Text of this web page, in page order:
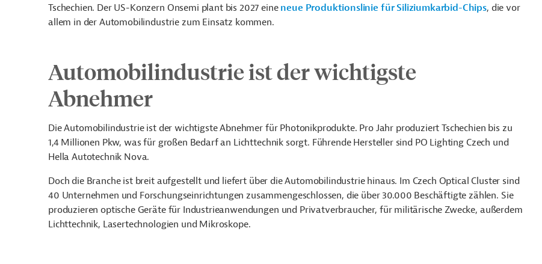
Tschechien. Der US-Konzern Onsemi plant bis 2027 eine neue Produktionslinie für Siliziumkarbid-Chips, die vor
allem in der Automobilindustrie zum Einsatz kommen.
Automobilindustrie ist der wichtigste
Abnehmer
Die Automobilindustrie ist der wichtigste Abnehmer für Photonikprodukte. Pro Jahr produziert Tschechien bis zu
1,4 Millionen Pkw, was für großen Bedarf an Lichttechnik sorgt. Führende Hersteller sind PO Lighting Czech und
Hella Autotechnik Nova.
Doch die Branche ist breit aufgestellt und liefert über die Automobilindustrie hinaus. Im Czech Optical Cluster sind
40 Unternehmen und Forschungseinrichtungen zusammengeschlossen, die über 30.000 Beschäftigte zählen. Sie
produzieren optische Geräte für Industrieanwendungen und Privatverbraucher, für militärische Zwecke, außerdem
Lichttechnik, Lasertechnologien und Mikroskope.